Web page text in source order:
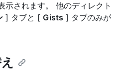
示されます。 他のディレクト
] タブと [ Gists ] タブのみが